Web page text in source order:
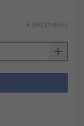
€ 356,31/doos